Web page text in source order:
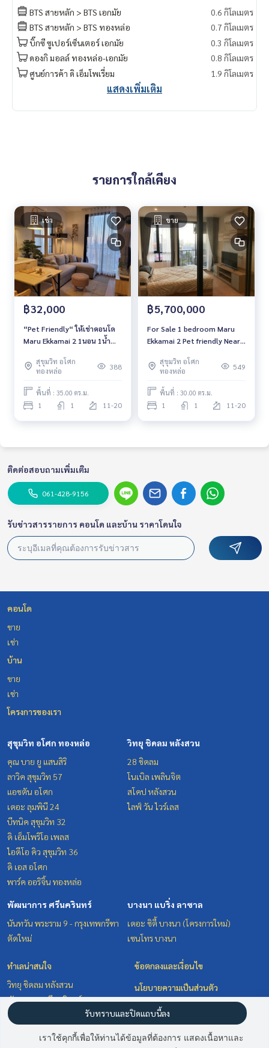
ent #MRT #BTS #nearschools #schools ##singlehouse #
detachedhouse #Donki Mall #Tops Thonglor#Emporium #
EmQuatier #Gateway Ekkamai #Ekkamai International Scho
ol #Samitivej Hospital #Bangkok Hospital #Thonglor #Ekk
amai #Sukhumvit #Homeoffice #Maru Ekkamai #Pet friendl
y #BTS Ekkamai
BTS สายหลัก > BTS เอกมัย
0.6 กิโลเมตร
BTS สายหลัก > BTS ทองหล่อ
0.7 กิโลเมตร
บิ๊กซี ซูเปอร์เซ็นเตอร์ เอกมัย
0.3 กิโลเมตร
ดองกิ มอลล์ ทองหล่อ-เอกมัย
0.8 กิโลเมตร
ศูนย์การค้า ดิ เอ็มโพเรี่ยม
1.9 กิโลเมตร
แสดงเพิ่มเติม
รายการใกล้เคียง
เช่า
฿32,000
“Pet Friendly“ ให้เช่าคอนโด
Maru Ekkamai 2 1นอน 1น้ำ
เอกมัย ค่าเช่า 32,000
สุขุมวิท อโศก
ทองหล่อ
388
พื้นที่ : 35.00 ตร.ม.
1 1 11-20
ขาย
฿5,700,000
For Sale 1 bedroom Maru
Ekkamai 2 Pet friendly Near
Ready to move in
สุขุมวิท อโศก
ทองหล่อ
549
พื้นที่ : 30.00 ตร.ม.
1 1 11-20
ติดต่อสอบถามเพิ่มเติม
061-428-9156
รับข่าวสารรายการ คอนโด และบ้าน ราคาโดนใจ
คอนโด
ขาย
เช่า
บ้าน
ขาย
เช่า
โครงการของเรา
สุขุมวิท อโศก ทองหล่อ
คุณ บาย ยู แสนสิริ
ลาวิค สุขุมวิท 57
แอชตัน อโศก
เดอะ ลุมพินี 24
บีทนิค สุขุมวิท 32
ดิ เอ็มโพริโอ เพลส
ไอดีโอ คิว สุขุมวิท 36
ดิ เอส อโศก
พาร์ค ออริจิ้น ทองหล่อ
วิทยุ ชิดลม หลังสวน
28 ชิดลม
โนเบิล เพลินจิต
สโคป หลังสวน
ไลฟ์ วัน ไวร์เลส
พัฒนาการ ศรีนครินทร์
นันทวัน พระราม 9 - กรุงเทพกรีฑา
ตัดใหม่
บางนา แบริ่ง ลาซาล
เดอะ ซิตี้ บางนา (โครงการใหม่)
เซนโทร บางนา
ทำเลน่าสนใจ
วิทยุ ชิดลม หลังสวน
พัฒนาการ ศรีนครินทร์
บางนา แบริ่ง ลาซาล
สุขุมวิท อโศก ทองหล่อ
ข้อตกลงและเงื่อนไข
นโยบายความเป็นส่วนตัว
เกี่ยวกับเรา
วิธีการฝากขาย-เช่า
เราใช้คุกกี้เพื่อให้ท่านได้ข้อมูลที่ต้องการ แสดงเนื้อหาและ
รับทราบและปิดแถบนี้ลง